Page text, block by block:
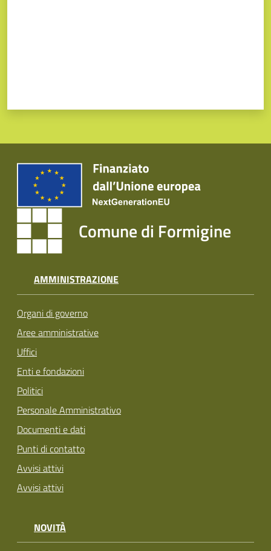
Comune di Formigine
AMMINISTRAZIONE
Organi di governo
Aree amministrative
Uffici
Enti e fondazioni
Politici
Personale Amministrativo
Documenti e dati
Punti di contatto
Avvisi attivi
Avvisi attivi
NOVITÀ